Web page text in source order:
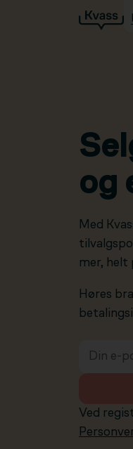
Hopp til
og
Med
mer, helt
Høres
Ved